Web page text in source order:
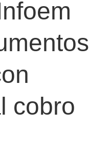
cobro